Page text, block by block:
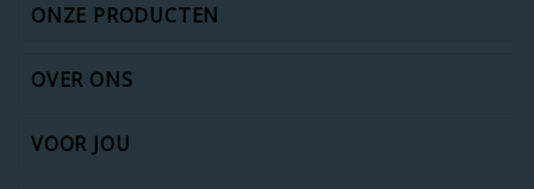
ONZE PRODUCTEN
OVER ONS
VOOR JOU